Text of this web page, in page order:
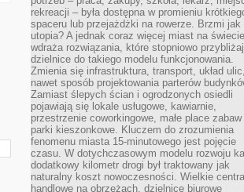
rekreacji – była dostępna w promieniu
spaceru lub przejażdżki na rowerze. Brzmi jak
utopia? A jednak coraz więcej miast na świecie
wdraża rozwiązania, które stopniowo
dzielnice do takiego modelu funkcjonowania.
Zmienia się infrastruktura, transport, układ
nawet sposób projektowania parterów
Zamiast ślepych ścian i ogrodzonych osiedli
pojawiają się lokale usługowe, kawiarnie,
przestrzenie coworkingowe, małe place zabaw
parki kieszonkowe. Kluczem do zrozumienia
fenomenu miasta 15-minutowego jest pojęcie
czasu. W dotychczasowym modelu rozwoju
dodatkowy kilometr drogi był traktowany jak
naturalny koszt nowoczesności. Wielkie centra
handlowe na obrzeżach, dzielnice biurowe